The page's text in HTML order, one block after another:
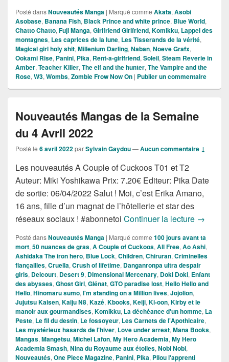
Posté dansNouveautés Manga | Marqué comme Akata, Asobi
Asobase, Banana Fish, Black Prince and white prince, Blue World,
Chatto Chatto, Fuji Manga, Girlfriend Girlfriend, Komikku, Lappel des
montagnes, Les caprices de la lune, Les Tisserands de la vérité,
Magical girl holy shit, Millenium Darling, Naban, Noeve Grafx,
Ookami Rise, Panini, Pika, Rent-a-girlfriend, Soleil, Steam Reverie in
Amber, Teacher Killer, The elf and the hunter, The Vampire and the
Rose, W3, Wombs, Zombie Frow Now On | Publier un commentaire
Nouveautés Mangas de la Semaine
du 4 Avril 2022
Posté le 6 avril 2022parSylvain Gaydou—Aucun commentaire ↓
Les nouveautés A Couple of Cuckoos T01 et T2
Auteur: Miki Yoshikawa Prix: 7.20€ Editeur: Pika Date
de sortie: 06/04/2022 Salut ! Moi, c’est Erika Amano,
16 ans, fille d’un magnat de l’hôtellerie et star des
réseaux sociaux ! #abonnetoi Continuer la lecture →
Posté dansNouveautés Manga | Marqué comme 100 jours avant ta
mort, 50 nuances de gras, A Couple of Cuckoos, All Free, Ao Ashi,
Ashidaka The iron hero, Blue Lock, Children, Chiruran, Criminelles
fiançailles, Cruella, Crush of lifetime, Danganronpa ultra despair
girls, Delcourt, Desert 9, Dimensional Mercenary, Doki Doki, Enfant
des abysses, Ghost Girl, Glénat, GTO paradise lost, Hello Hello and
Hello, Hinomaru sumo, I'm standing on a Million lives, Jojolion,
Jujutsu Kaisen, Kaiju N8, Kazé, Kbooks, Keiji, Ki-oon, Kirby et le
manoir aux gourmandises, Komikku, La déchéance d'un homme, La
Peste, Le fil du destin, Le fossoyeur, Les Carnets de l'Apothicaire,
Les mystérieux hasards de l'hiver, Love under arrest, Mana Books,
Mangas, Mangetsu, Michel Lafon, My Hero Academia, My Hero
Academia Smash, Nina du Royaume aux étoiles, Nobi Nobi,
Nouveautés, One Piece Magazine, Panini, Pika, Pilou l'apprenti